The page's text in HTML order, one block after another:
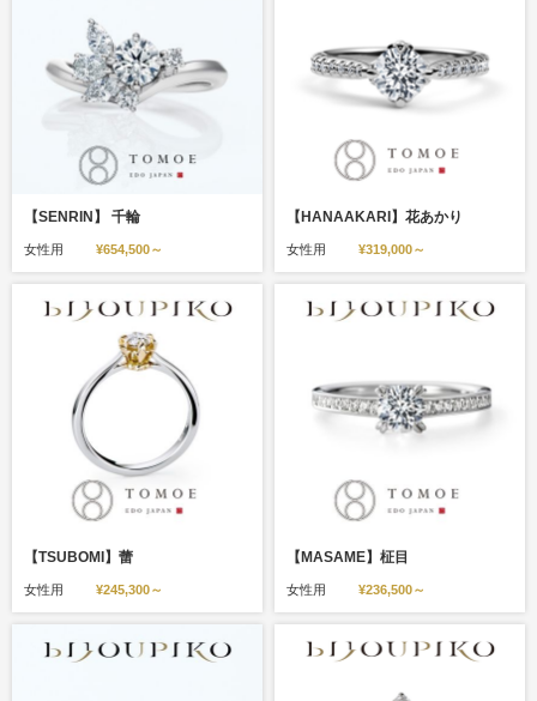
【SENRIN】 千輪
女性用 ¥654,500～
【HANAAKARI】花あかり
女性用 ¥319,000～
【TSUBOMI】蕾
女性用 ¥245,300～
【MASAME】柾目
女性用 ¥236,500～